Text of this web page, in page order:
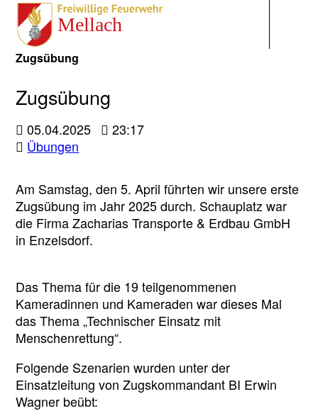
Zugsübung
Zugsübung
05.04.2025
23:17
Übungen
Am Samstag, den 5. April führten wir unsere erste
Zugsübung im Jahr 2025 durch. Schauplatz war
die Firma Zacharias Transporte & Erdbau GmbH
in Enzelsdorf.
Das Thema für die 19 teilgenommenen
Kameradinnen und Kameraden war dieses Mal
das Thema „Technischer Einsatz mit
Menschenrettung“.
Folgende Szenarien wurden unter der
Einsatzleitung von Zugskommandant BI Erwin
Wagner beübt: